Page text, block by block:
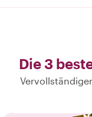
Die 3